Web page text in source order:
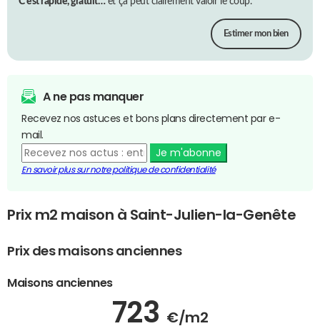
Estimer mon bien
A ne pas manquer
Recevez nos astuces et bons plans directement par e-
mail.
Je m'abonne
En savoir plus sur notre politique de confidentialité
Prix m2 maison à Saint-Julien-la-Genête
Prix des maisons anciennes
Maisons anciennes
723 €/m2